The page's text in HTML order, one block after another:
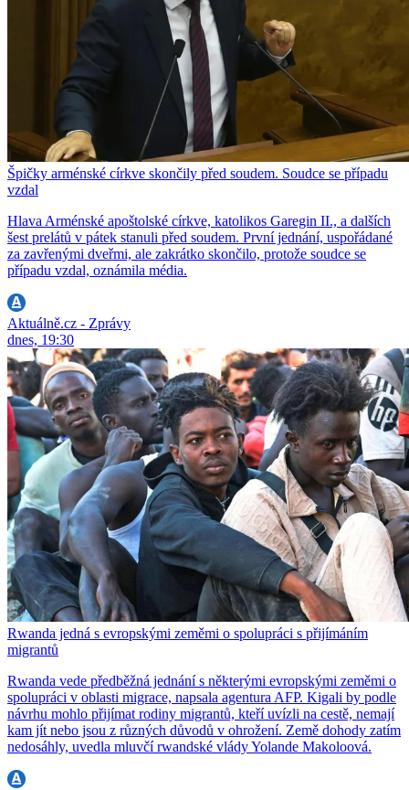
Špičky arménské církve skončily před soudem. Soudce se případu
vzdal
Hlava Arménské apoštolské církve, katolikos Garegin II., a dalších
šest prelátů v pátek stanuli před soudem. První jednání, uspořádané
za zavřenými dveřmi, ale zakrátko skončilo, protože soudce se
případu vzdal, oznámila média.
Aktuálně.cz - Zprávy
dnes, 19:30
Rwanda jedná s evropskými zeměmi o spolupráci s přijímáním
migrantů
Rwanda vede předběžná jednání s některými evropskými zeměmi o
spolupráci v oblasti migrace, napsala agentura AFP. Kigali by podle
návrhu mohlo přijímat rodiny migrantů, kteří uvízli na cestě, nemají
kam jít nebo jsou z různých důvodů v ohrožení. Země dohody zatím
nedosáhly, uvedla mluvčí rwandské vlády Yolande Makoloová.